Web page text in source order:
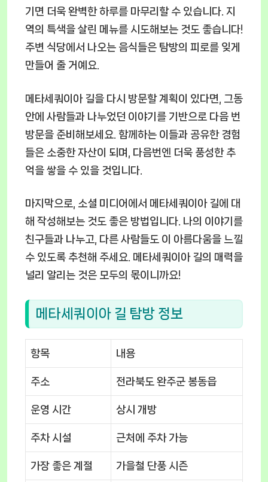
기면 더욱 완벽한 하루를 마무리할 수 있습니다. 지
역의 특색을 살린 메뉴를 시도해보는 것도 좋습니다!
주변 식당에서 나오는 음식들은 탐방의 피로를 잊게
만들어 줄 거예요.
메타세쿼이아 길을 다시 방문할 계획이 있다면, 그동
안에 사람들과 나누었던 이야기를 기반으로 다음 번
방문을 준비해보세요. 함께하는 이들과 공유한 경험
들은 소중한 자산이 되며, 다음번엔 더욱 풍성한 추
억을 쌓을 수 있을 것입니다.
마지막으로, 소셜 미디어에서 메타세쿼이아 길에 대
해 작성해보는 것도 좋은 방법입니다. 나의 이야기를
친구들과 나누고, 다른 사람들도 이 아름다움을 느낄
수 있도록 추천해 주세요. 메타세쿼이아 길의 매력을
널리 알리는 것은 모두의 몫이니까요!
메타세쿼이아 길 탐방 정보
항목 내용
주소 전라북도 완주군 봉동읍
운영 시간 상시 개방
주차 시설 근처에 주차 가능
가장 좋은 계절 가을철 단풍 시즌